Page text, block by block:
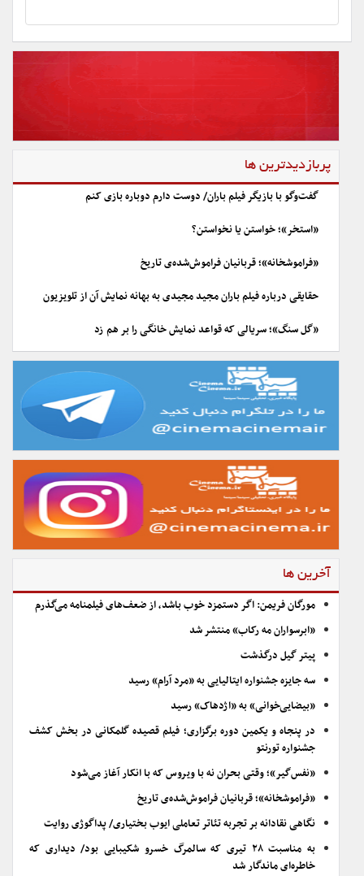
پربازدیدترین ها
گفت‌وگو با بازیگر فیلم باران/ دوست دارم دوباره بازی کنم
«استخر»؛ خواستن یا نخواستن؟
«فراموشخانه»؛ قربانیان فراموش‌شده‌ی تاریخ
حقایقی درباره فیلم باران مجید مجیدی به بهانه نمایش آن از تلویزیون
«گل سنگ»؛ سریالی که قواعد نمایش خانگی را بر هم زد
آخرین ها
مورگان فریمن: اگر دستمزد خوب باشد، از ضعف‌های فیلمنامه می‌گذرم
«ابرسواران مه رکاب» منتشر شد
پیتر گیل درگذشت
سه جایزه جشنواره ایتالیایی به «مرد آرام» رسید
«بیضایی‌خوانی» به «اژدهاک» رسید
در پنجاه و یکمین دوره برگزاری؛ فیلم قصیده گلمکانی در بخش کشف
جشنواره تورنتو
«نفس‌گیر»؛ وقتی بحران نه با ویروس که با انکار آغاز می‌شود
«فراموشخانه»؛ قربانیان فراموش‌شده‌ی تاریخ
نگاهی نقادانه بر تجربه تئاتر تعاملی ایوب بختیاری/ پداگوژی روایت
به مناسبت ۲۸ تیری که سالمرگ خسرو شکیبایی بود/ دیداری که
خاطره‌ای ماندگار شد